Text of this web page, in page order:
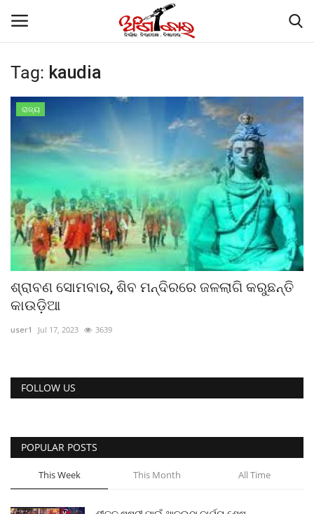
Home
ଗାଜା ଶାନ୍ତି ସମ୍ମିଳନୀରେ ମୋଦୀଙ୍କୁ ପ୍ରଶଂସା
କଲେ ଟ୍ରମ୍ପ
Contact
About
କାର୍ଟୁନ କର୍ଣ୍ଣର
Gallery
ରାଜନୀତି
ଜାତୀୟ ଖବର
ବିଶେଷ ଖବର
ସ୍ୱାସ୍ଥ୍ୟ ହିଁ ସମ୍ପଦ
ବେପାର ବଣିଜ
Tag: kaudia
ରାଜ୍ୟ
ଶ୍ରାବଣ ସୋମବାର, ଶିବ ମନ୍ଦିରରେ ଜଳଲାଗି କରୁଛନ୍ତି
କାଉଡ଼ିଆ
user1 Jul 17, 2023 3639
FOLLOW US
POPULAR POSTS
This Week This Month All Time